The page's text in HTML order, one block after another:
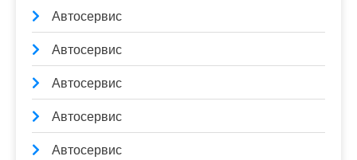
Автосервис
Автосервис
Автосервис
Автосервис
Автосервис